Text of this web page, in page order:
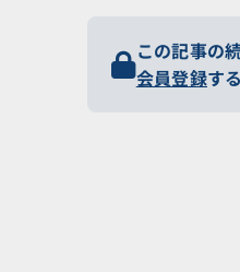
この記事の
会員登録す